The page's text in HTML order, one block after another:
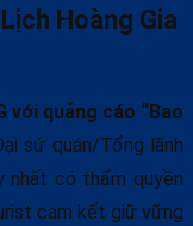
Hoàng Gia
với quảng cáo “Bao
sứ quán/Tổng lãnh
nhất có thẩm quyền
cam kết giữ vững